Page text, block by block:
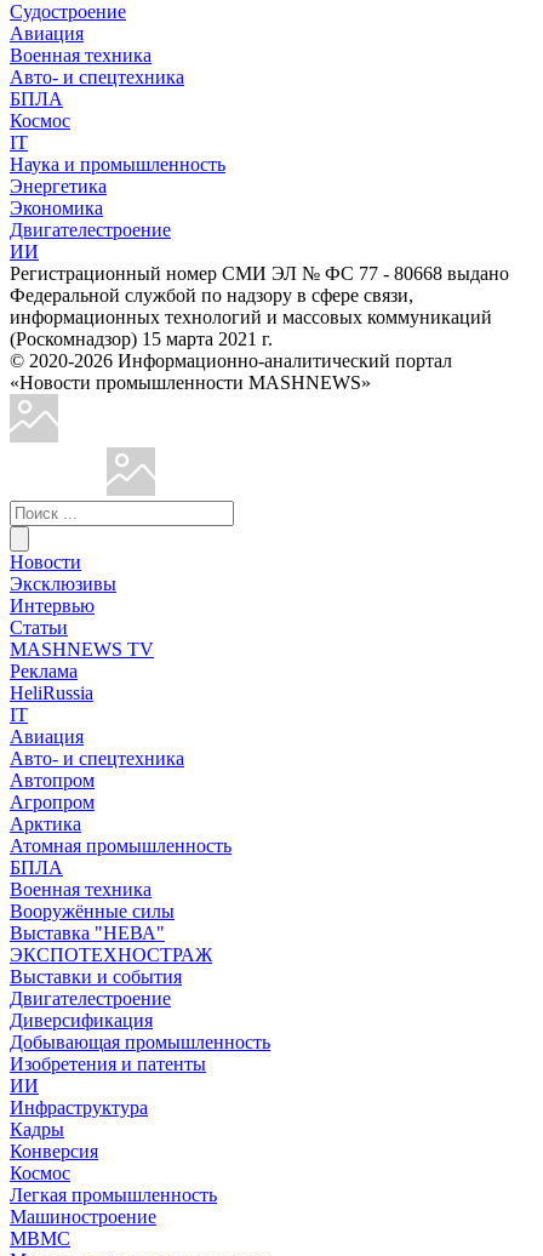
Судостроение
Авиация
Военная техника
Авто- и спецтехника
БПЛА
Космос
IT
Наука и промышленность
Энергетика
Экономика
Двигателестроение
ИИ
Регистрационный номер СМИ ЭЛ № ФС 77 - 80668 выдано
Федеральной службой по надзору в сфере связи,
информационных технологий и массовых коммуникаций
(Роскомнадзор) 15 марта 2021 г.
© 2020-2026 Информационно-аналитический портал
«Новости промышленности MASHNEWS»
Новости
Эксклюзивы
Интервью
Статьи
MASHNEWS TV
Реклама
HeliRussia
IT
Авиация
Авто- и спецтехника
Автопром
Агропром
Арктика
Атомная промышленность
БПЛА
Военная техника
Вооружённые силы
Выставка "НЕВА"
ЭКСПОТЕХНОСТРАЖ
Выставки и события
Двигателестроение
Диверсификация
Добывающая промышленность
Изобретения и патенты
ИИ
Инфраструктура
Кадры
Конверсия
Космос
Легкая промышленность
Машиностроение
МВМС